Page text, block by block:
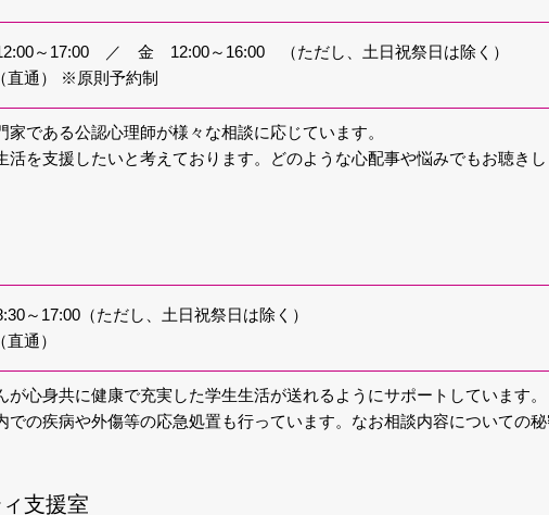
～17:00 ／ 金 12:00～16:00 （ただし、土日祝祭日は除く）
直通） ※原則予約制
である公認心理師が様々な相談に応じています。
活を支援したいと考えております。どのような心配事や悩みでもお聴き
～17:00（ただし、土日祝祭日は除く）
通）
心身共に健康で充実した学生生活が送れるようにサポートしています。
での疾病や外傷等の応急処置も行っています。なお相談内容についての
支援室